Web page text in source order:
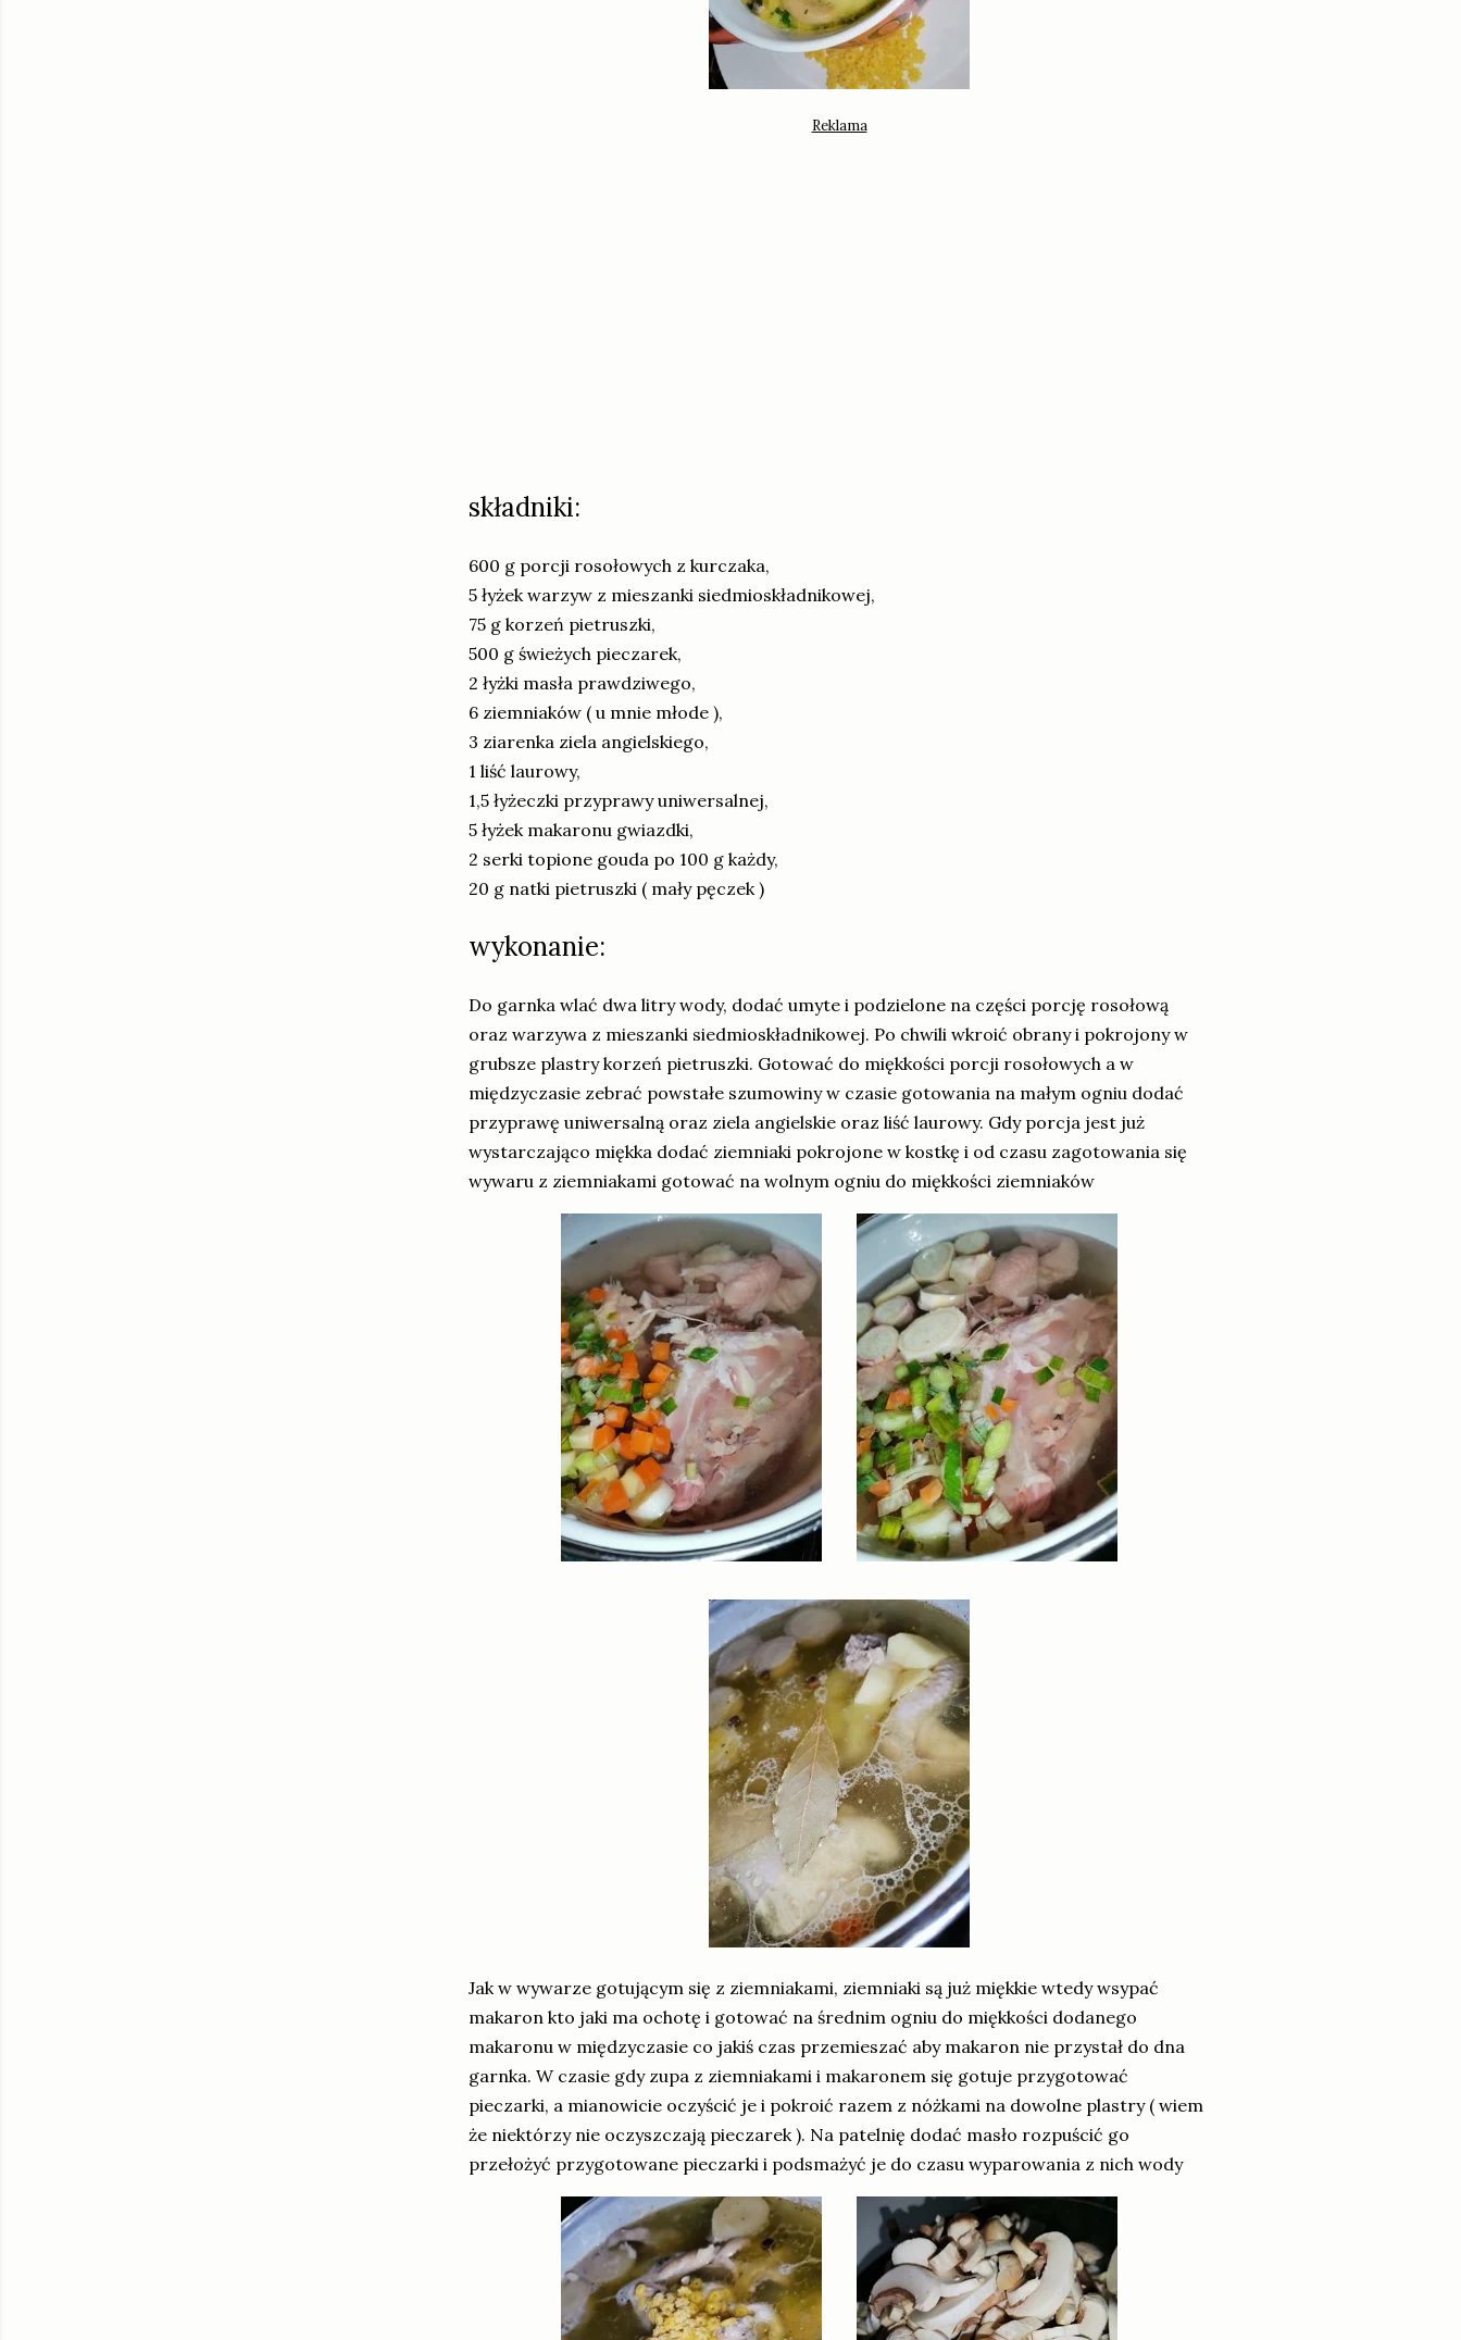
składniki:
600 g porcji rosołowych z kurczaka,
5 łyżek warzyw z mieszanki siedmioskładnikowej,
75 g korzeń pietruszki,
500 g świeżych pieczarek,
2 łyżki masła prawdziwego,
6 ziemniaków ( u mnie młode ),
3 ziarenka ziela angielskiego,
1 liść laurowy,
1,5 łyżeczki przyprawy uniwersalnej,
5 łyżek makaronu gwiazdki,
2 serki topione gouda po 100 g każdy,
20 g natki pietruszki ( mały pęczek )
wykonanie:
Do garnka wlać dwa litry wody, dodać umyte i podzielone na części porcję rosołową
oraz warzywa z mieszanki siedmioskładnikowej. Po chwili wkroić obrany i pokrojony w
grubsze plastry korzeń pietruszki. Gotować do miękkości porcji rosołowych a w
międzyczasie zebrać powstałe szumowiny w czasie gotowania na małym ogniu dodać
przyprawę uniwersalną oraz ziela angielskie oraz liść laurowy. Gdy porcja jest już
wystarczająco miękka dodać ziemniaki pokrojone w kostkę i od czasu zagotowania się
wywaru z ziemniakami gotować na wolnym ogniu do miękkości ziemniaków
Jak w wywarze gotującym się z ziemniakami, ziemniaki są już miękkie wtedy wsypać
makaron kto jaki ma ochotę i gotować na średnim ogniu do miękkości dodanego
makaronu w międzyczasie co jakiś czas przemieszać aby makaron nie przystał do dna
garnka. W czasie gdy zupa z ziemniakami i makaronem się gotuje przygotować
pieczarki, a mianowicie oczyścić je i pokroić razem z nóżkami na dowolne plastry ( wiem
że niektórzy nie oczyszczają pieczarek ). Na patelnię dodać masło rozpuścić go
przełożyć przygotowane pieczarki i podsmażyć je do czasu wyparowania z nich wody